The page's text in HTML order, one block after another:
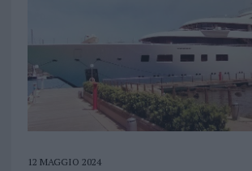
12 MAGGIO 2024